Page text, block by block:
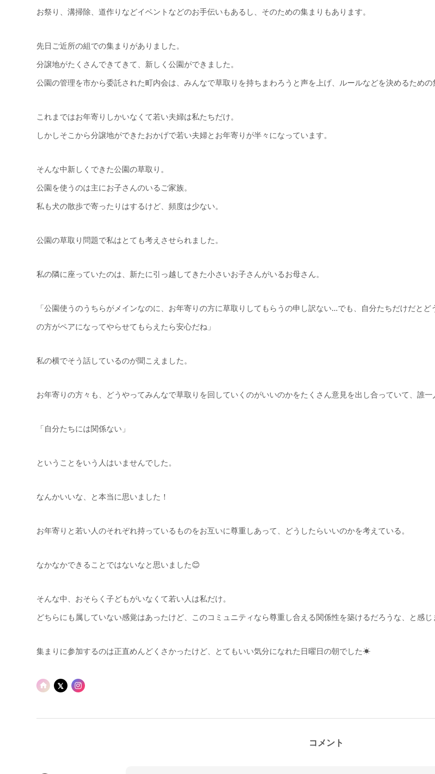
お祭り、溝掃除、道作りなどイベントなどのお手伝いもあるし、そのための集まりもあります。
先日ご近所の組での集まりがありました。
分譲地がたくさんできてきて、新しく公園ができました。
公園の管理を市から委託された町内会は、みんなで草取りを持ちまわろうと声を上げ、ルールなどを決めるための
これまではお年寄りしかいなくて若い夫婦は私たちだけ。
しかしそこから分譲地ができたおかげで若い夫婦とお年寄りが半々になっています。
そんな中新しくできた公園の草取り。
公園を使うのは主にお子さんのいるご家族。
私も犬の散歩で寄ったりはするけど、頻度は少ない。
公園の草取り問題で私はとても考えさせられました。
私の隣に座っていたのは、新たに引っ越してきた小さいお子さんがいるお母さん。
「公園使うのうちらがメインなのに、お年寄りの方に草取りしてもらうの申し訳ない…でも、自分たちだけだと
の方がペアになってやらせてもらえたら安心だね」
私の横でそう話しているのが聞こえました。
お年寄りの方々も、どうやってみんなで草取りを回していくのがいいのかをたくさん意見を出し合っていて、誰一
「自分たちには関係ない」
ということをいう人はいませんでした。
なんかいいな、と本当に思いました！
お年寄りと若い人のそれぞれ持っているものをお互いに尊重しあって、どうしたらいいのかを考えている。
なかなかできることではないなと思いました😊
そんな中、おそらく子どもがいなくて若い人は私だけ。
どちらにも属していない感覚はあったけど、このコミュニティなら尊重し合える関係性を築けるだろうな、と感じ
集まりに参加するのは正直めんどくさかったけど、とてもいい気分になれた日曜日の朝でした☀
コメント